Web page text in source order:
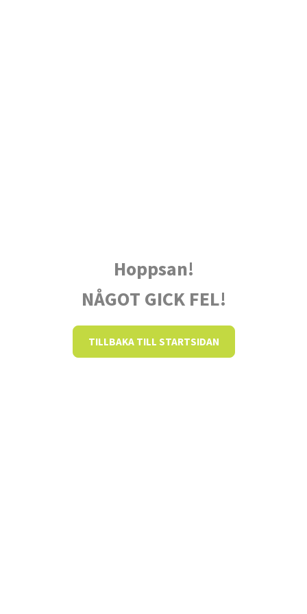
Hoppsan!
NÅGOT GICK FEL!
TILLBAKA TILL STARTSIDAN